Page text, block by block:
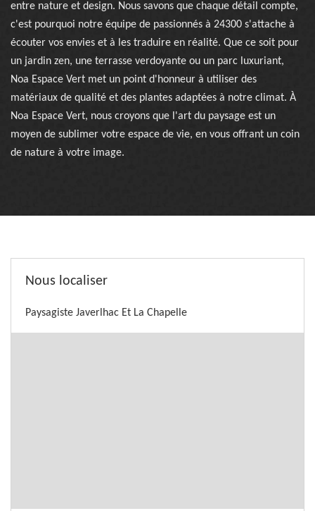
entre nature et design. Nous savons que chaque détail compte,
c'est pourquoi notre équipe de passionnés à 24300 s'attache à
écouter vos envies et à les traduire en réalité. Que ce soit pour
un jardin zen, une terrasse verdoyante ou un parc luxuriant,
Noa Espace Vert met un point d'honneur à utiliser des
matériaux de qualité et des plantes adaptées à notre climat. À
Noa Espace Vert, nous croyons que l'art du paysage est un
moyen de sublimer votre espace de vie, en vous offrant un coin
de nature à votre image.
Nous localiser
Paysagiste Javerlhac Et La Chapelle